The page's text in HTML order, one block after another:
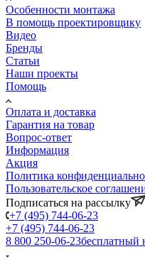
Особенности монтажа
В помощь проектировщику
Видео
Бренды
Статьи
Наши проекты
Помощь
Оплата и доставка
Гарантия на товар
Вопрос-ответ
Информация
Акция
Политика
Пользовательское
Подписаться на рассылку
+7 (495) 744-06-23
+7 (495) 744-06-23
8 800 250-06-23бесплатный